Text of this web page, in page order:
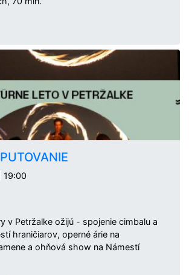
19:00
v Petržalke ožijú - spojenie cimbalu a
hraničiarov, operné árie na
a ohňová show na Námestí